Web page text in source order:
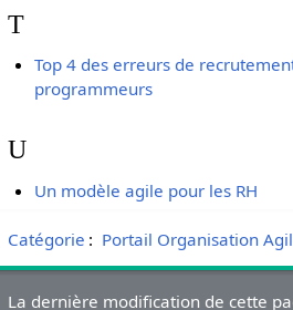
T
Top 4 des erreurs de
programmeurs
U
Un modèle agile pour les RH
Catégorie : Portail Organisation
La dernière modification de cette